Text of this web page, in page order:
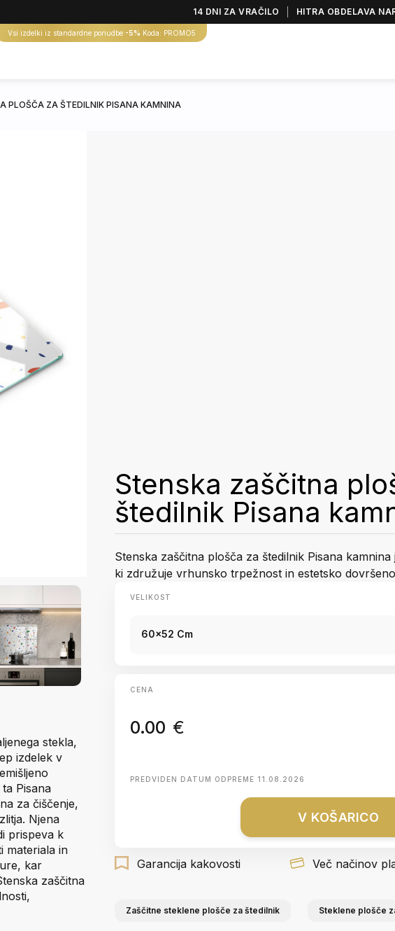
14 DNI ZA VRAČILO HITRA OBDELAVA
Vsi izdelki iz standardne ponudbe -5% Koda: PROMO5
PLOŠČA ZA ŠTEDILNIK PISANA KAMNINA
stekla,
izdelek v
Pisana
za čiščenje,
Njena
prispeva k
materiala in
kar
zaščitna
Stenska zaščitna
štedilnik Pisana
Stenska zaščitna plošča za štedilnik Pisana
ki združuje vrhunsko trpežnost in estetsko
VELIKOST
60x52 Cm
CENA
0.00 €
PREDVIDEN DATUM ODPREME 11.08.2026
V KOŠARICO
Garancija kakovosti Več načinov
Zaščitne steklene plošče za štedilnik Steklene plošče